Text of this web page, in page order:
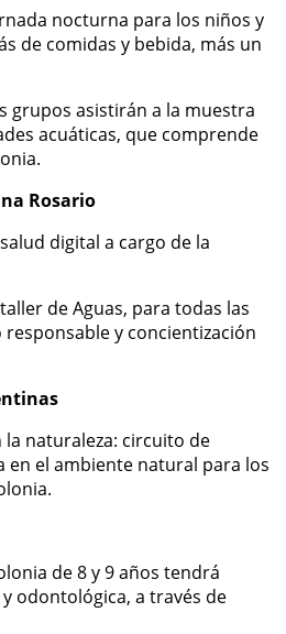
nocturna para los niños y
de comidas y bebida, más un
grupos asistirán a la muestra
acuáticas, que comprende
Rosario
digital a cargo de la
de Aguas, para todas las
y concientización
la naturaleza: circuito de
en el ambiente natural para los
de 8 y 9 años tendrá
odontológica, a través de